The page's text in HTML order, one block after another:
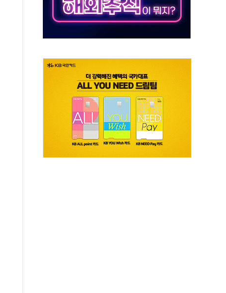
특사'로 콜롬비아 대통령 취임식 참석
시간당 30mm 강한 비...호우 피해 없어